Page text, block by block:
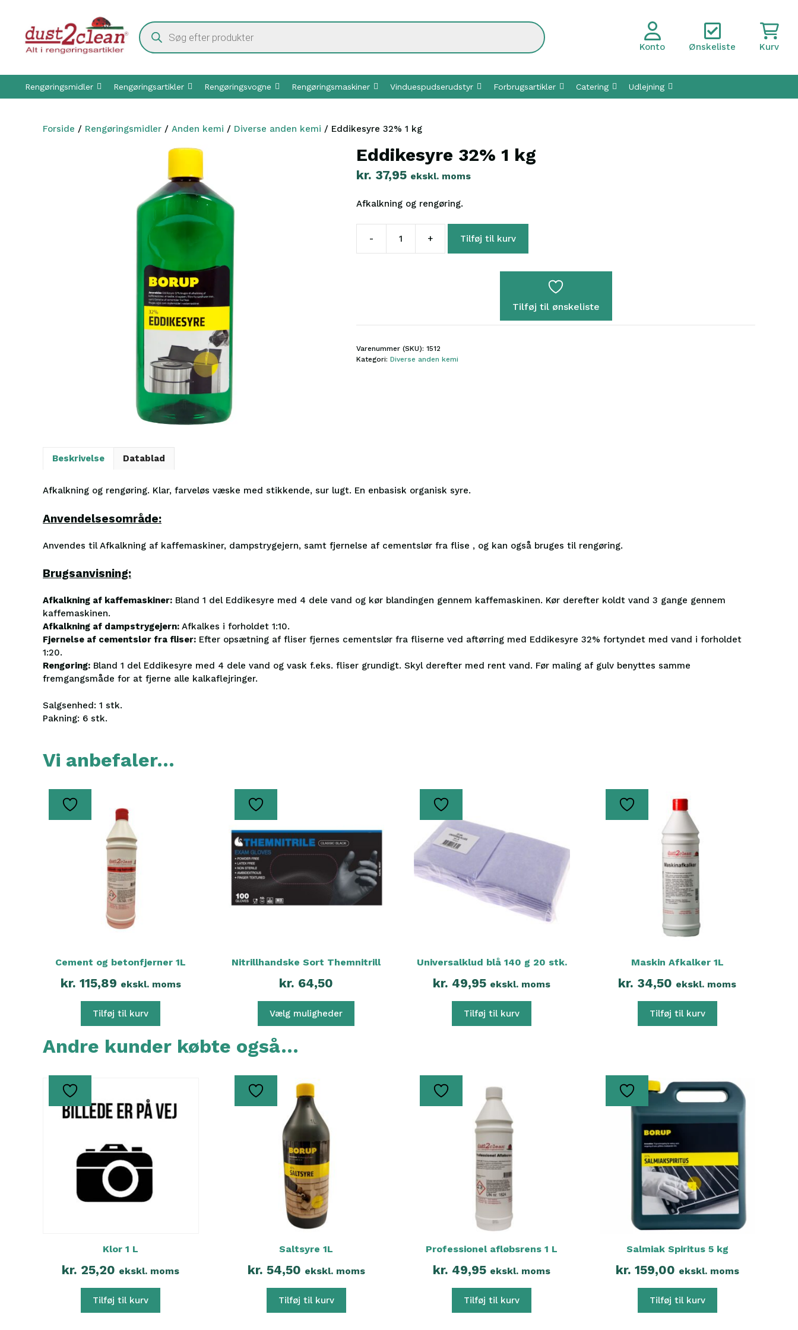
indhold
Products
search
Konto
Ønskeliste Kurv
Rengøringsmidler Rengøringsartikler Rengøringsvogne Rengøringsmaskiner Vinduespudserudstyr Forbrugsartikler Catering Udlejning
Forside / Rengøringsmidler / Anden kemi / Diverse anden kemi / Eddikesyre 32% 1 kg
Eddikesyre 32% 1 kg
kr. 37,95 ekskl. moms
Afkalkning og rengøring.
-
Eddikesyre
+ Tilføj til kurv
Tilføj til ønskeliste
Varenummer (SKU): 1512
Kategori: Diverse anden kemi
Beskrivelse Datablad
Afkalkning og rengøring. Klar, farveløs væske med stikkende, sur lugt. En enbasisk organisk syre.
Anvendelsesområde:
Anvendes til Afkalkning af kaffemaskiner, dampstrygejern, samt fjernelse af cementslør fra flise , og kan også bruges til rengøring.
Brugsanvisning:
Afkalkning af kaffemaskiner: Bland 1 del Eddikesyre med 4 dele vand og kør blandingen gennem kaffemaskinen. Kør derefter koldt vand 3 gange gennem
kaffemaskinen.
Afkalkning af dampstrygejern: Afkalkes i forholdet 1:10.
Fjernelse af cementslør fra fliser: Efter opsætning af fliser fjernes cementslør fra fliserne ved aftørring med Eddikesyre 32% fortyndet med vand i forholdet
1:20.
Rengøring: Bland 1 del Eddikesyre med 4 dele vand og vask f.eks. fliser grundigt. Skyl derefter med rent vand. Før maling af gulv benyttes samme
fremgangsmåde for at fjerne alle kalkaflejringer.
Salgsenhed: 1 stk.
Pakning: 6 stk.
Vi anbefaler…
Cement og betonfjerner 1L
kr. 115,89 ekskl. moms
Tilføj til kurv
Nitrillhandske Sort Themnitrill
kr. 64,50
Vælg muligheder
Dette
flere
varianter.
Mulighederne
kan
vælges
på
varesiden
Universalklud blå 140 g 20 stk.
kr. 49,95 ekskl. moms
Tilføj til kurv
Maskin Afkalker 1L
kr. 34,50 ekskl. moms
Tilføj til kurv
Andre kunder købte også…
Klor 1 L
kr. 25,20 ekskl. moms
Tilføj til kurv
Saltsyre 1L
kr. 54,50 ekskl. moms
Tilføj til kurv
Professionel afløbsrens 1 L
kr. 49,95 ekskl. moms
Tilføj til kurv
Salmiak Spiritus 5 kg
kr. 159,00 ekskl. moms
Tilføj til kurv